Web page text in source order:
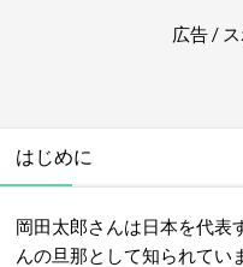
広告 /
はじめに
岡田太郎さんは日本を代表
んの旦那として知られてい